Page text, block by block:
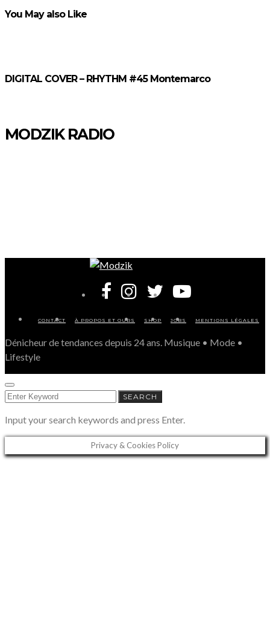
You May also Like
DIGITAL COVER – RHYTHM #45 Montemarco
MODZIK RADIO
CONTACT À PROPOS ET OURS SHOP JOBS MENTIONS LÉGALES
Dénicheur de tendances depuis 24 ans. Musique • Mode •
Lifestyle
SEARCH
FOR:
SEARCH
Input your search keywords and press Enter.
Privacy & Cookies Policy